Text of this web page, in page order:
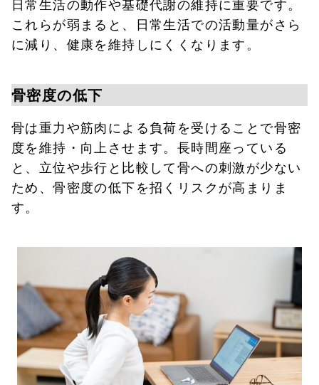
日常生活の動作や基礎代謝の維持に重要です。
これらが弱まると、日常生活での活動量がさら
に減り、健康を維持しにくくなります。
骨密度の低下
骨は重力や筋肉による負荷を受けることで骨密
度を維持・向上させます。長時間座っている
と、立位や歩行と比較して骨への刺激が少ない
ため、骨密度の低下を招くリスクが高まりま
す。